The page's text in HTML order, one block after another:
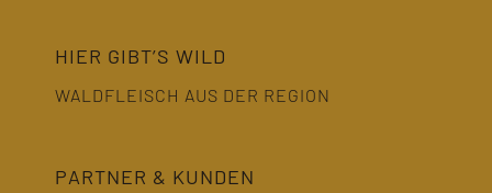
HIER GIBT’S WILD
WALDFLEISCH AUS DER REGION
PARTNER & KUNDEN